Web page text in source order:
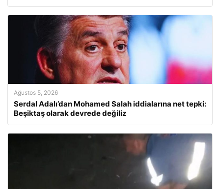
Ağustos 5, 2026
Serdal Adalı’dan Mohamed Salah iddialarına net tepki:
Beşiktaş olarak devrede değiliz